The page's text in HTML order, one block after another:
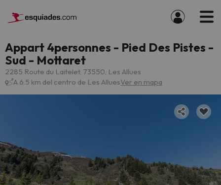
Appart 4personnes - Pied Des Pistes -
Sud - Mottaret
2285 Route du Laitelet, 73550, Les Allues
A 6.5 km del centro de Les AlluesVer en mapa